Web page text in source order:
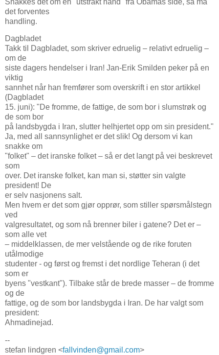
det forventes
handling.
Dagbladet
Takk til Dagbladet, som skriver edruelig – relativt edruelig –
om de
siste dagers hendelser i Iran! Jan-Erik Smilden peker på en
viktig
sannhet når han fremfører som overskrift i en stor artikkel
(Dagbladet
15. juni): "De fromme, de fattige, de som bor i slumstrøk og
de som bor
på landsbygda i Iran, slutter helhjertet opp om sin president."
Ja, med all sannsynlighet er det slik! Og dersom vi kan
snakke om
"folket" – det iranske folket – så er det langt på vei beskrevet
som
over. Det iranske folket, kan man si, støtter sin valgte
president! De
er selv nasjonens salt.
Men hvem er det som gjør opprør, som stiller spørsmålstegn
ved
valgresultatet, og som nå brenner biler i gatene? Det er –
som alle vet
– middelklassen, de mer velstående og de rike foruten
utålmodige
studenter - og først og fremst i det nordlige Teheran (i det
som er
byens "vestkant"). Tilbake står de brede masser – de fromme
og de
fattige, og de som bor landsbygda i Iran. De har valgt som
president:
Ahmadinejad.
--
stefan lindgren <fallvinden@gmail.com>